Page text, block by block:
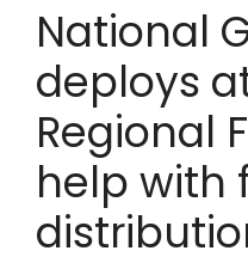
National
deploys
Regional
help with